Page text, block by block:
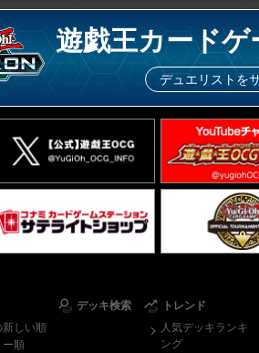
遊戯王カードゲ
デュエリストを
しい順
ー順
デッキ検索
トレンド
人気デッキランキ
ング